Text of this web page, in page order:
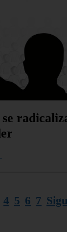
4 5 6 7